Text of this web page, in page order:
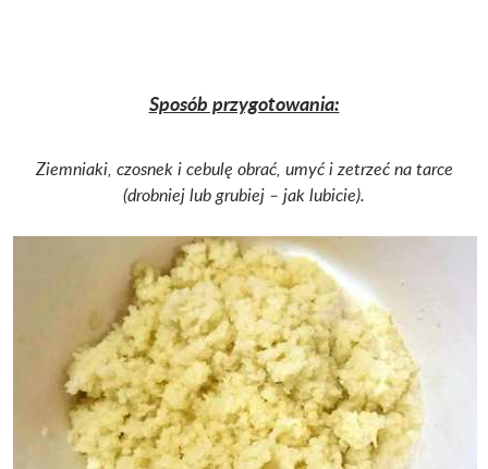
Sposób przygotowania:
Ziemniaki, czosnek i cebulę obrać, umyć i zetrzeć na tarce
(drobniej lub grubiej – jak lubicie).